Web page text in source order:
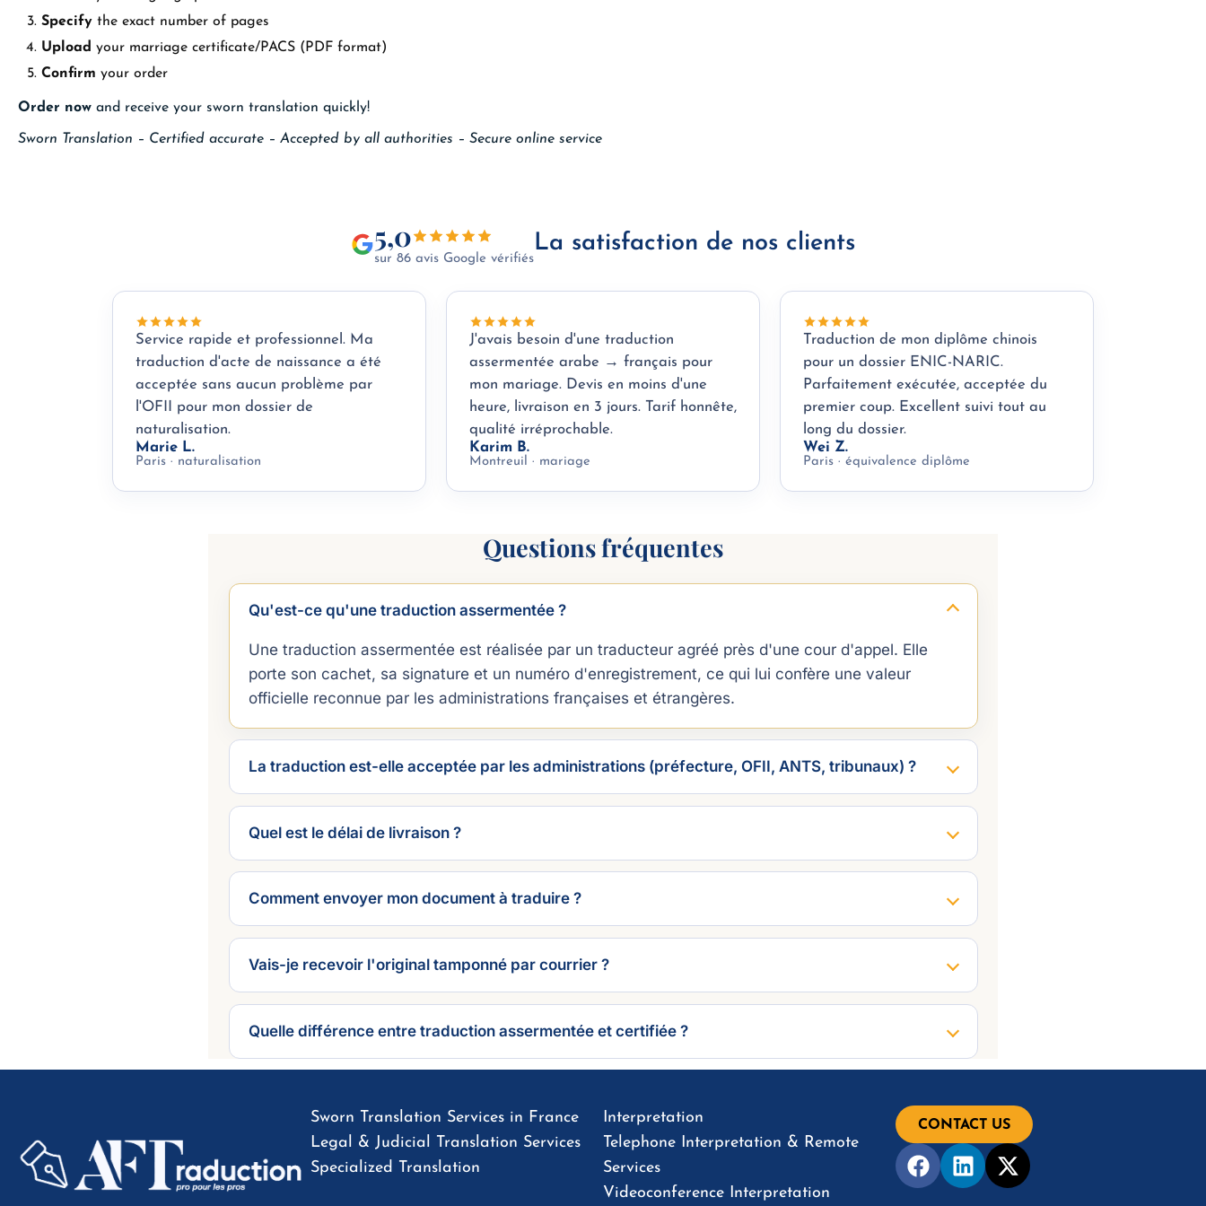
Specify the exact number of pages
Upload your marriage certificate/PACS (PDF format)
Confirm your order
Order now and receive your sworn translation quickly!
Sworn Translation – Certified accurate – Accepted by all authorities – Secure online service
5,0
sur 86 avis Google vérifiés
La satisfaction de nos clients
Service rapide et professionnel. Ma
traduction d'acte de naissance a été
acceptée sans aucun problème par
l'OFII pour mon dossier de
naturalisation.
Marie L.
Paris · naturalisation
J'avais besoin d'une traduction
assermentée arabe → français pour
mon mariage. Devis en moins d'une
heure, livraison en 3 jours. Tarif honnête,
qualité irréprochable.
Karim B.
Montreuil · mariage
Traduction de mon diplôme chinois
pour un dossier ENIC-NARIC.
Parfaitement exécutée, acceptée du
premier coup. Excellent suivi tout au
long du dossier.
Wei Z.
Paris · équivalence diplôme
Questions fréquentes
Qu'est-ce qu'une traduction assermentée ?
Une traduction assermentée est réalisée par un traducteur agréé près d'une cour d'appel. Elle
porte son cachet, sa signature et un numéro d'enregistrement, ce qui lui confère une valeur
officielle reconnue par les administrations françaises et étrangères.
La traduction est-elle acceptée par les administrations (préfecture, OFII, ANTS, tribunaux) ?
Quel est le délai de livraison ?
Comment envoyer mon document à traduire ?
Vais-je recevoir l'original tamponné par courrier ?
Quelle différence entre traduction assermentée et certifiée ?
Sworn Translation Services in France
Legal & Judicial Translation Services
Specialized Translation
Interpretation
Telephone Interpretation & Remote
Services
Videoconference Interpretation
CONTACT US